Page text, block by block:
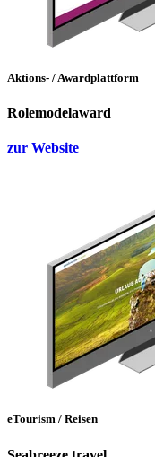
Aktions- / Awardplattform
Rolemodelaward
zur Website
eTourism / Reisen